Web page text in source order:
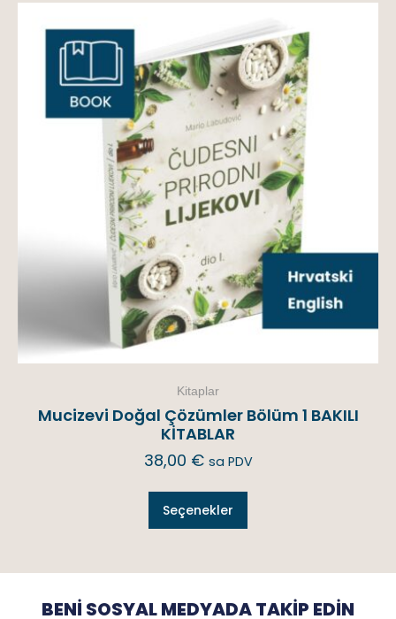
Kitaplar
Mucizevi Doğal Çözümler Bölüm 1 BAKILI
KİTABLAR
38,00 € sa PDV
Seçenekler
BENI SOSYAL MEDYADA TAKIP EDIN